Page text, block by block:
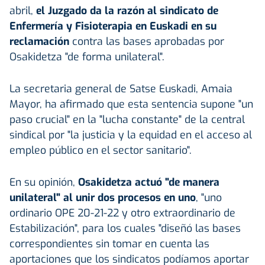
abril, el Juzgado da la razón al sindicato de
Enfermería y Fisioterapia en Euskadi en su
reclamación contra las bases aprobadas por
Osakidetza "de forma unilateral".
La secretaria general de Satse Euskadi, Amaia
Mayor, ha afirmado que esta sentencia supone "un
paso crucial" en la "lucha constante" de la central
sindical por "la justicia y la equidad en el acceso al
empleo público en el sector sanitario".
En su opinión, Osakidetza actuó "de manera
unilateral" al unir dos procesos en uno, "uno
ordinario OPE 20-21-22 y otro extraordinario de
Estabilización", para los cuales "diseñó las bases
correspondientes sin tomar en cuenta las
aportaciones que los sindicatos podíamos aportar